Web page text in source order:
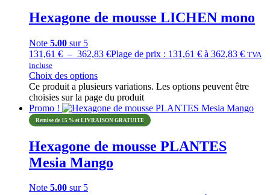
Hexagone de mousse LICHEN mono
Note 5.00 sur 5
131,61 € – 362,83 €Plage de prix : 131,61 € à 362,83 € TVA
incluse
Choix des options
Ce produit a plusieurs variations. Les options peuvent être
choisies sur la page du produit
Promo !
Remise de 15 % et LIVRAISON GRATUITE
Hexagone de mousse PLANTES
Mesia Mango
Note 5.00 sur 5